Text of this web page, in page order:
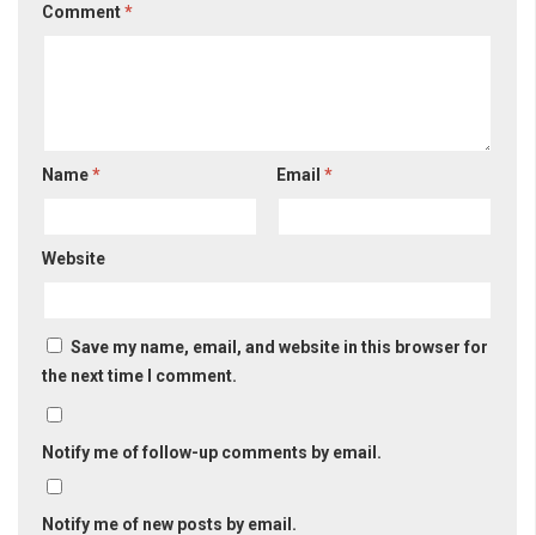
Comment*
Name* Email*
Website
Save my name, email, and website in this browser for
the next time I comment.
Notify me of follow-up comments by email.
Notify me of new posts by email.